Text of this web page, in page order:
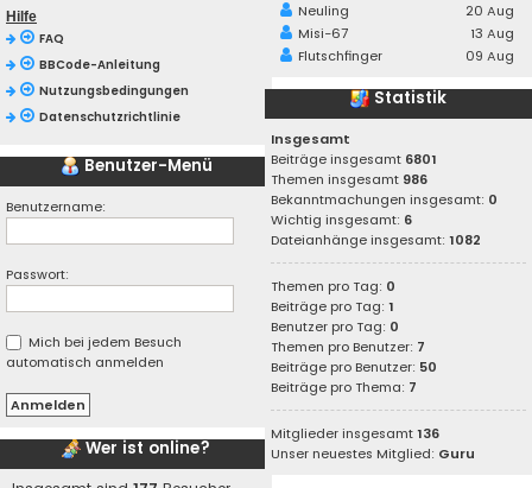
Hilfe
FAQ
BBCode-Anleitung
Nutzungsbedingungen
Datenschutzrichtlinie
Benutzer-Menü
Benutzername:
Passwort:
Mich bei jedem Besuch
automatisch anmelden
Wer ist online?
Neuling
20 Aug
Misi-67
13 Aug
Flutschfinger
09 Aug
Statistik
Insgesamt
Beiträge insgesamt 6801
Themen insgesamt 986
Bekanntmachungen insgesamt: 0
Wichtig insgesamt: 6
Dateianhänge insgesamt:1082
Themen pro Tag: 0
Beiträge pro Tag:1
Benutzer pro Tag: 0
Themen pro Benutzer: 7
Beiträge pro Benutzer: 50
Beiträge pro Thema: 7
Mitglieder insgesamt136
Unser neuestes Mitglied: Guru